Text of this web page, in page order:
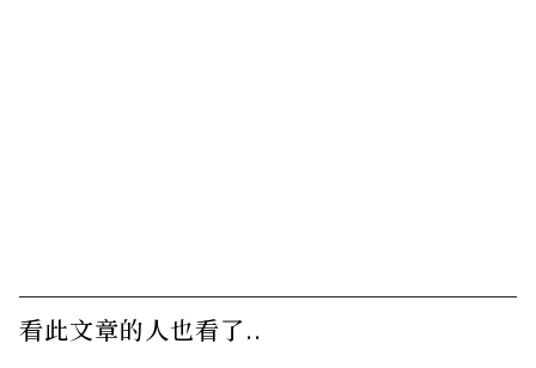
看此文章的人也看了..